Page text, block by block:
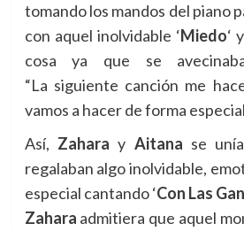
tomando los mandos del piano
con aquel inolvidable ‘Miedo‘
cosa ya que se
“La siguiente canción me
vamos a hacer de forma
Así, Zahara y Aitana se
regalaban algo inolvidable,
especial cantando ‘Con Las
Zahara admitiera que aquel